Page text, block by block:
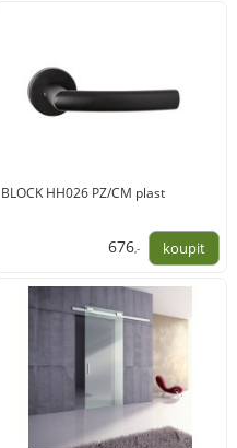
BLOCK HH026 PZ/CM plast
676,-